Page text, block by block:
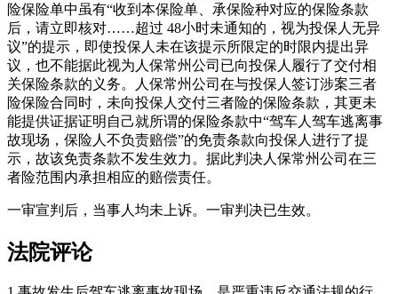
险保险单中虽有“收到本保险单、承保险种对应的保险条款
后，请立即核对……超过 48小时未通知的，视为投保人无异
议”的提示，即使投保人未在该提示所限定的时限内提出异
议，也不能据此视为人保常州公司已向投保人履行了交付相
关保险条款的义务。人保常州公司在与投保人签订涉案三者
险保险合同时，未向投保人交付三者险的保险条款，其更未
能提供证据证明自己就所谓的保险条款中“驾车人驾车逃离事
故现场，保险人不负责赔偿”的免责条款向投保人进行了提
示，故该免责条款不发生效力。据此判决人保常州公司在三
者险范围内承担相应的赔偿责任。
一审宣判后，当事人均未上诉。一审判决已生效。
法院评论